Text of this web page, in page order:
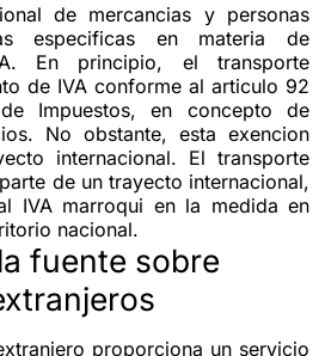
de mercancias y personas
especificas en materia de
En principio, el transporte
de IVA conforme al articulo 92
Impuestos, en concepto de
No obstante, esta exencion
internacional. El transporte
de un trayecto internacional,
IVA marroqui en la medida en
nacional.
fuente sobre
proporciona un servicio